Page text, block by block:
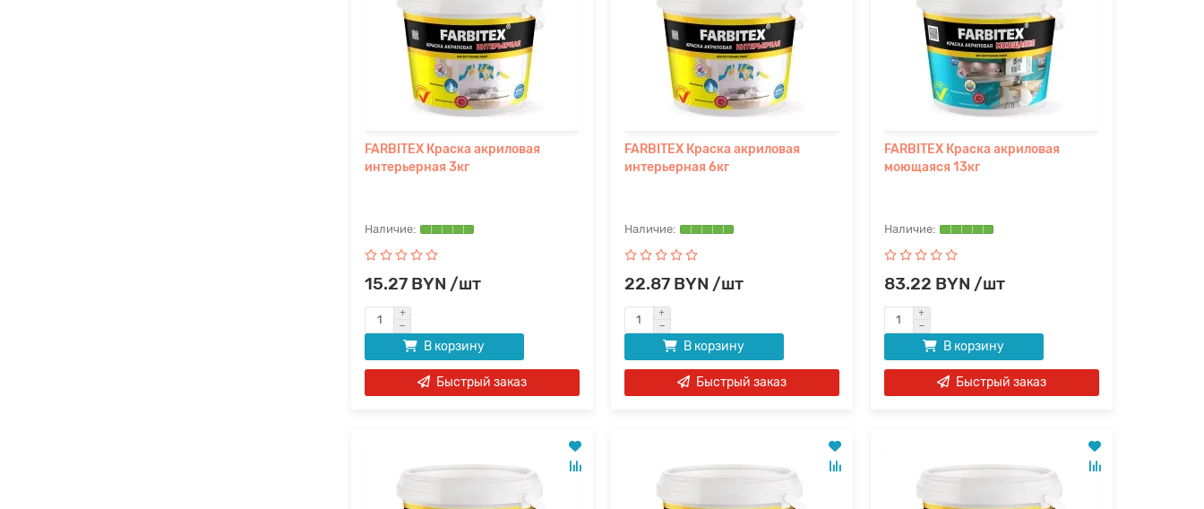
FARBITEX Краска акриловая
интерьерная 3кг
15.27 BYN /шт
В корзину
Быстрый заказ
FARBITEX Краска акриловая
интерьерная 6кг
22.87 BYN /шт
В корзину
Быстрый заказ
FARBITEX Краска акриловая
моющаяся 13кг
83.22 BYN /шт
В корзину
Быстрый заказ